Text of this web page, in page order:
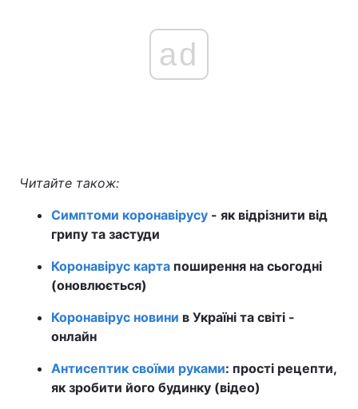
ad
Читайте також:
Симптоми коронавірусу - як відрізнити від
грипу та застуди
Коронавірус карта поширення на сьогодні
(оновлюється)
Коронавірус новини в Україні та світі -
онлайн
Антисептик своїми руками: прості рецепти,
як зробити його будинку (відео)